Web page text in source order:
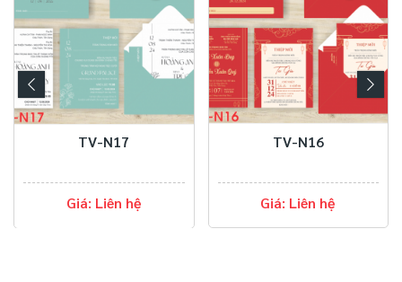
TV-N17
Giá: Liên hệ
TV-N16
Giá: Liên hệ